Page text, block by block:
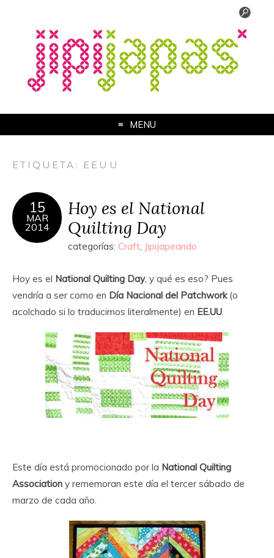
MENU
ETIQUETA: EEUU
15
MAR
2014
Hoy es el National
Quilting Day
categorías: Craft, Jipijapeando
Hoy es el National Quilting Day, y qué es eso? Pues
vendría a ser como en Día Nacional del Patchwork(o
acolchado si lo traducimos literalmente) en EE.UU.
Este día está promocionado por la National Quilting
Association y rememoran este día el tercer sábado de
marzo de cada año.